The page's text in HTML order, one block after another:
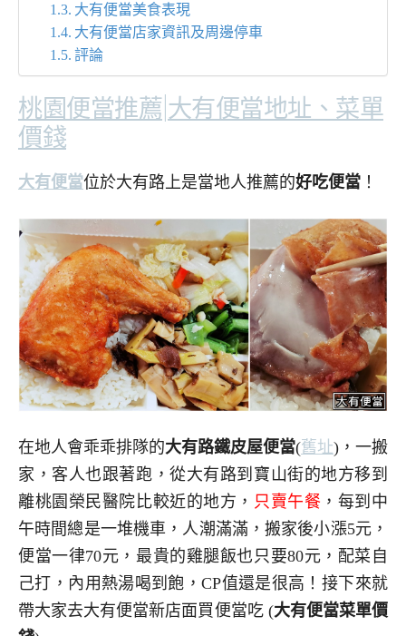
大有便當美食表現
大有便當店家資訊及周邊停車
評論
桃園便當推薦|大有便當地址、菜單
價錢
大有便當位於大有路上是當地人推薦的好吃便當 ！
在地人會乖乖排隊的大有路鐵皮屋便當(舊址)，一搬
家，客人也跟著跑，從大有路到寶山街的地方移到
離桃園榮民醫院比較近的地方， 只賣午餐 ，每到中
午時間總是一堆機車，人潮滿滿，搬家後小漲5元，
便當一律70元，最貴的雞腿飯也只要80元，配菜自
己打，內用熱湯喝到飽，CP值還是很高！接下來就
帶大家去大有便當新店面買便當吃 (大有便當菜單價